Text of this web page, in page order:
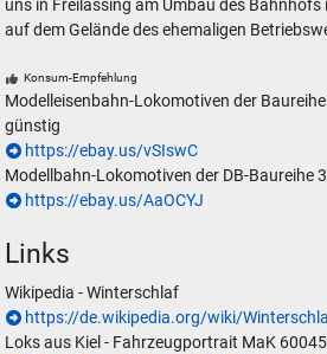
uns in Freilassing am Umbau des
auf dem Gelände des ehemaligen
Konsum-Empfehlung
Modelleisenbahn-Lokomotiven der
günstig
https://ebay.us/vSIswC
Modellbahn-Lokomotiven der DB-Baureihe
https://ebay.us/AaOCYJ
Links
Wikipedia - Winterschlaf
https://de.wikipedia.org/wiki/
Loks aus Kiel - Fahrzeugportrait MaK